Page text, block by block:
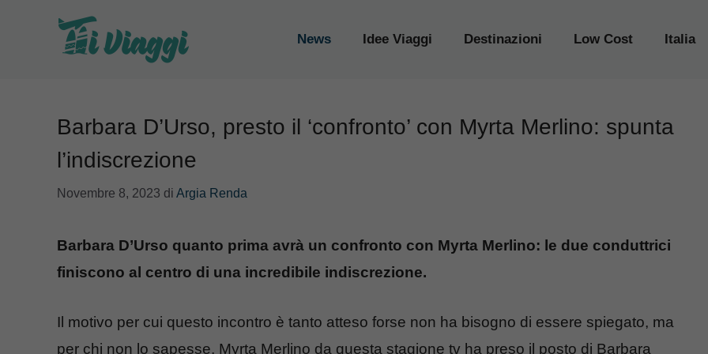
News Idee Viaggi Destinazioni Low Cost Italia
Barbara D’Urso, presto il ‘confronto’ con Myrta Merlino: spunta
l’indiscrezione
Novembre 8, 2023 di Argia Renda
Barbara D’Urso quanto prima avrà un confronto con Myrta Merlino: le due conduttrici
finiscono al centro di una incredibile indiscrezione.
Il motivo per cui questo incontro è tanto atteso forse non ha bisogno di essere spiegato, ma
per chi non lo sapesse, Myrta Merlino da questa stagione tv ha preso il posto di Barbara